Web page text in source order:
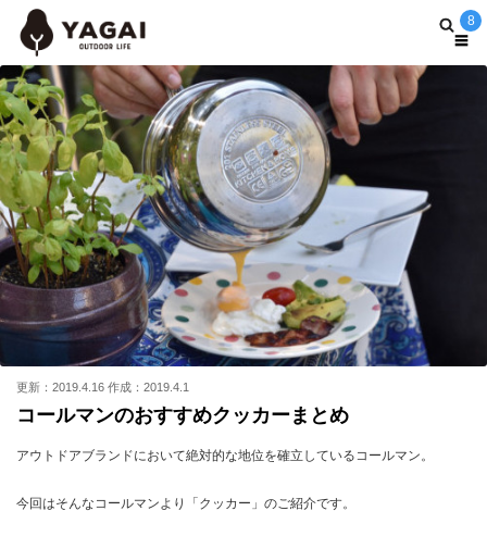
8
更新：2019.4.16 作成：2019.4.1
コールマンのおすすめクッカーまとめ
アウトドアブランドにおいて絶対的な地位を確立しているコールマン。
今回はそんなコールマンより「クッカー」のご紹介です。